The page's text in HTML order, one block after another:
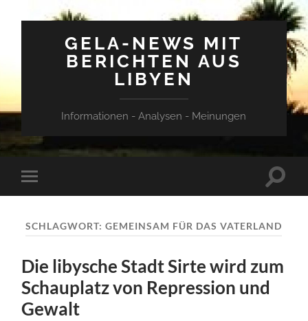
GELA-NEWS MIT
BERICHTEN AUS
LIBYEN
Informationen - Analysen - Meinungen
Mobile-
Menü
SCHLAGWORT:GEMEINSAM FÜR DAS VATERLAND
Die libysche Stadt Sirte wird zum
Schauplatz von Repression und
Gewalt